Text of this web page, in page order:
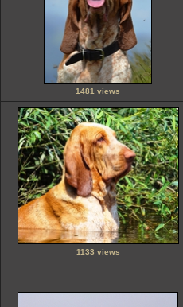
1481 views
1133 views